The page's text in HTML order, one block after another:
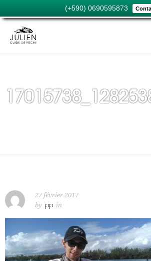
(+590) 0690595873
27 février 2017
by pp in